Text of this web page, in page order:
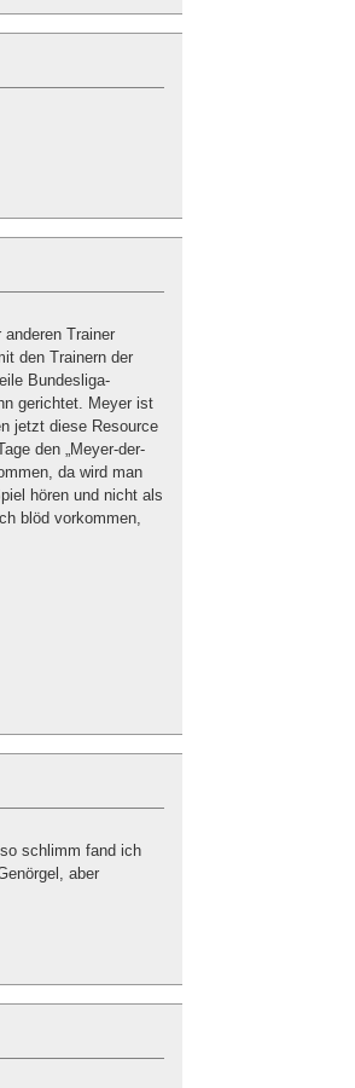
Trainer
den Trainern der
Bundesliga-
gerichtet. Meyer ist
jetzt diese Resource
den „Meyer-der-
da wird man
hören und nicht als
blöd vorkommen,
schlimm fand ich
aber